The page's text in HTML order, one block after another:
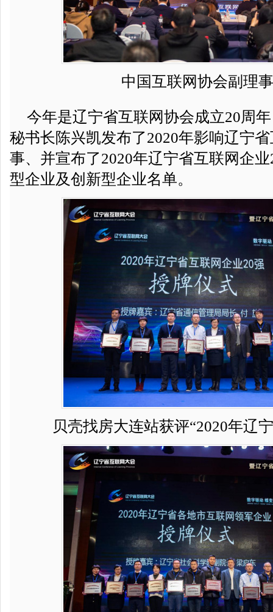
中国互联网协会副理
今年是辽宁省互联网协会成立20周
秘书长陈兴凯发布了2020年影响辽宁
事、并宣布了2020年辽宁省互联网企
型企业及创新型企业名单。
贝壳找房大连站获评“2020年辽